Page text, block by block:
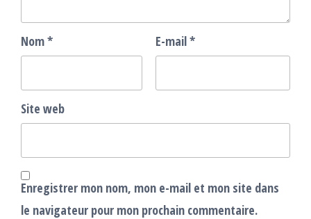
Nom* E-mail*
Site web
Enregistrer mon nom, mon e-mail et mon site dans
le navigateur pour mon prochain commentaire.